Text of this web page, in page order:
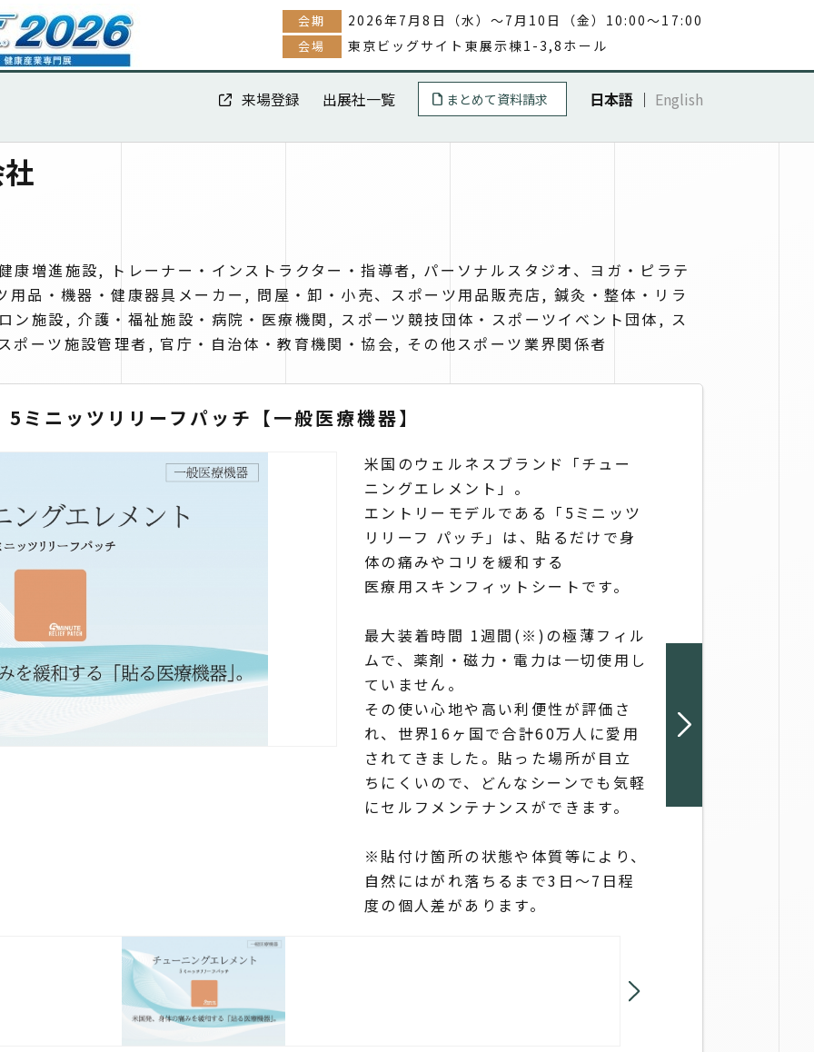
会期 2026年7月8日（水）～7月10日（金）10:00～17:00
会場 東京ビッグサイト東展示棟1-3,8ホール
来場登録 出展社一覧 まとめて資料請求 日本語 ｜ English
康増進施設, トレーナー・インストラクター・指導者, パーソナルスタジオ、ヨガ・ピラテ
用品・機器・健康器具メーカー, 問屋・卸・小売、スポーツ用品販売店, 鍼灸・整体・リラ
ン施設, 介護・福祉施設・病院・医療機関, スポーツ競技団体・スポーツイベント団体, ス
ポーツ施設管理者, 官庁・自治体・教育機関・協会, その他スポーツ業界関係者
ニッツリリーフパッチ【一般医療機器】
米国の​ウェルネスブランド​「チュー
ニングエレメント」。​
エントリーモデルである​「5ミニッツ
リリーフ パッチ」は、​貼るだけで​身
体の​痛みや​コリを​緩和する
​医療用スキンフィットシートです。​
最大装着時間 1週間(※)の​極薄フィル
ムで、​薬剤・磁力・電力は​一切​使用し
ていません。​
その​使い​心地や​高い​利便性が​評価さ
れ、​世界16ヶ国で​合計60万人に​愛用
されてきました。​貼った​場所が​目立
ちにくいので、​どんな​シーンでも​気軽
に​セルフメンテナンスが​できます。​
※貼付け箇所の状態や体質等により、
自然にはがれ落ちるまで3日～7日程
度の個人差があります。